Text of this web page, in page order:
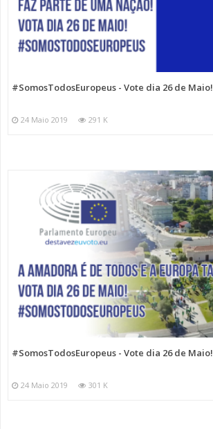
#SomosTodosEuropeus - Vote dia 26 de Maio!
24 Maio 2019 291 K
#SomosTodosEuropeus - Vote dia 26 de Maio!
24 Maio 2019 301 K